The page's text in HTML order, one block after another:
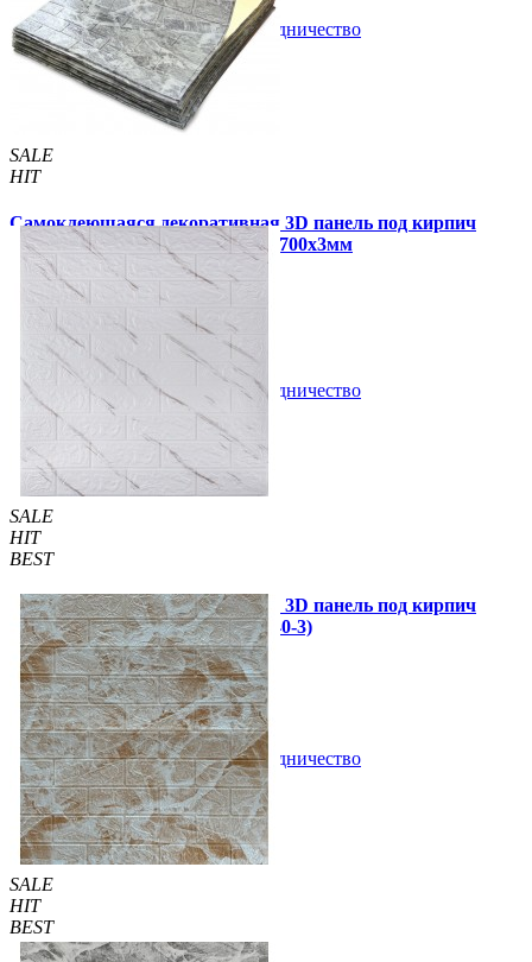
Купить В закладки Сотрудничество
SALE
HIT
Самоклеющаяся декоративная 3D панель под кирпич
черный мрамор в рулоне 3080x700x3мм
320 грн/шт 550 грн /шт
Купить В закладки Сотрудничество
SALE
HIT
BEST
Самоклеющаяся декоративная 3D панель под кирпич
белый мрамор 700x770x3мм (240-3)
69 грн/шт 170 грн/шт
1 отзывов
Купить В закладки Сотрудничество
SALE
HIT
BEST